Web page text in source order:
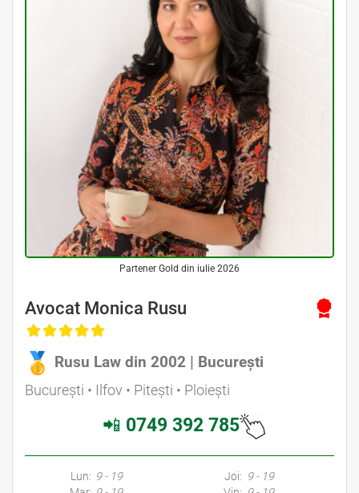
Partener Gold din iulie 2026
Avocat Monica Rusu
Rusu Law din 2002 | București
București • Ilfov • Pitești • Ploiești
📲 0749 392 785
Lun: 9 - 19
Joi: 9 - 19